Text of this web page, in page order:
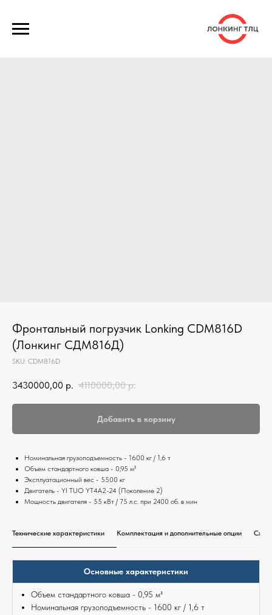
Фронтальный погрузчик Lonking CDM816D
(Лонкинг СДМ816Д)
SKU: CDM816D
3430000,00 р. 4110000,00 р.
Добавить в корзину
Номинальная грузоподъемность - 1600 кг / 1,6 т
Объем стандартного ковша - 0,95 м³
Эксплуатационный вес - 5500 кг
Двигатель - YI TUO YT4A2-24 (Поколение 2)
Мощность двигателя - 55 кВт / 75 л.с. при 2400 об. в мин
Технические характеристики Комплектация и дополнительные опции
Основные характеристики
Объем стандартного ковша - 0,95 м³
Номинальная грузоподъемность - 1600 кг / 1,6 т